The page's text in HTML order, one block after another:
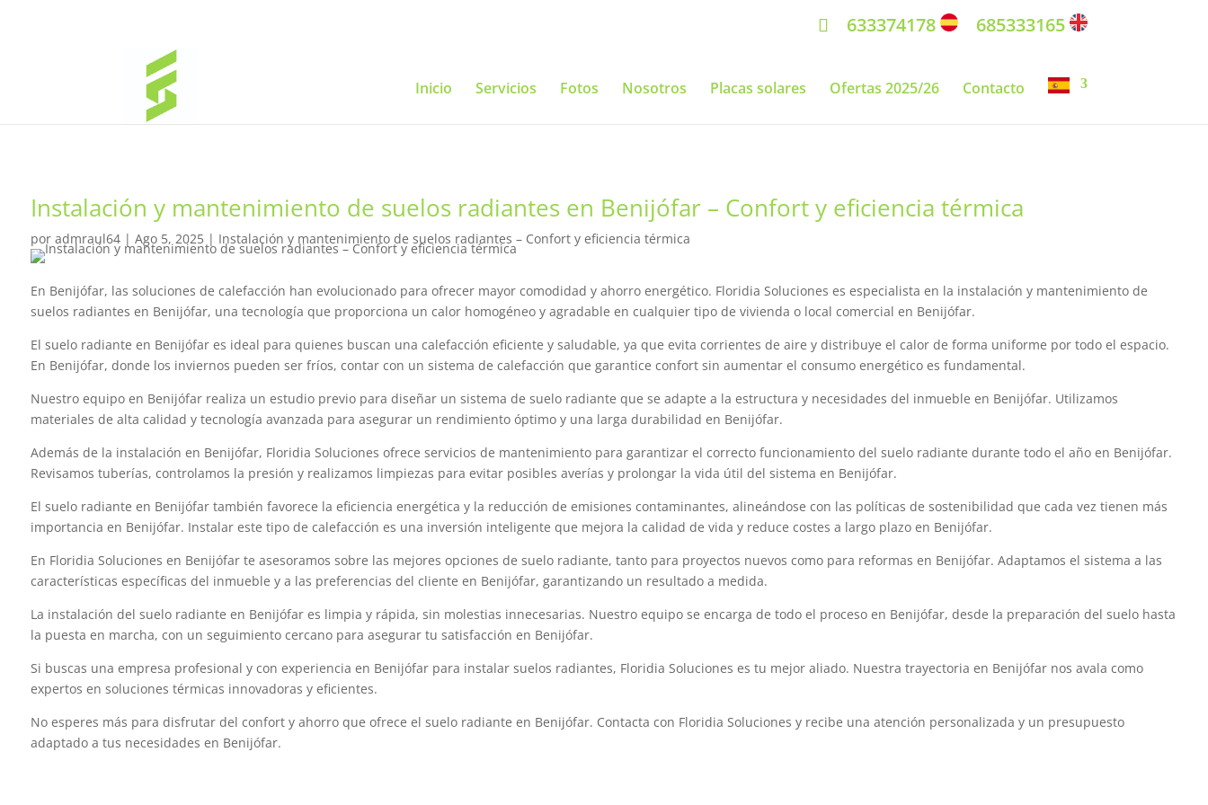
633374178 685333165
Inicio Servicios Fotos Nosotros Placas solares Ofertas 2025/26 Contacto
Instalación y mantenimiento de suelos radiantes en Benijófar – Confort y eficiencia térmica
por admraul64| Ago 5, 2025| Instalación y mantenimiento de suelos radiantes – Confort y eficiencia térmica
En Benijófar, las soluciones de calefacción han evolucionado para ofrecer mayor comodidad y ahorro energético. Floridia Soluciones es especialista en la instalación y mantenimiento de
suelos radiantes en Benijófar, una tecnología que proporciona un calor homogéneo y agradable en cualquier tipo de vivienda o local comercial en Benijófar.
El suelo radiante en Benijófar es ideal para quienes buscan una calefacción eficiente y saludable, ya que evita corrientes de aire y distribuye el calor de forma uniforme por todo el espacio.
En Benijófar, donde los inviernos pueden ser fríos, contar con un sistema de calefacción que garantice confort sin aumentar el consumo energético es fundamental.
Nuestro equipo en Benijófar realiza un estudio previo para diseñar un sistema de suelo radiante que se adapte a la estructura y necesidades del inmueble en Benijófar. Utilizamos
materiales de alta calidad y tecnología avanzada para asegurar un rendimiento óptimo y una larga durabilidad en Benijófar.
Además de la instalación en Benijófar, Floridia Soluciones ofrece servicios de mantenimiento para garantizar el correcto funcionamiento del suelo radiante durante todo el año en Benijófar.
Revisamos tuberías, controlamos la presión y realizamos limpiezas para evitar posibles averías y prolongar la vida útil del sistema en Benijófar.
El suelo radiante en Benijófar también favorece la eficiencia energética y la reducción de emisiones contaminantes, alineándose con las políticas de sostenibilidad que cada vez tienen más
importancia en Benijófar. Instalar este tipo de calefacción es una inversión inteligente que mejora la calidad de vida y reduce costes a largo plazo en Benijófar.
En Floridia Soluciones en Benijófar te asesoramos sobre las mejores opciones de suelo radiante, tanto para proyectos nuevos como para reformas en Benijófar. Adaptamos el sistema a las
características específicas del inmueble y a las preferencias del cliente en Benijófar, garantizando un resultado a medida.
La instalación del suelo radiante en Benijófar es limpia y rápida, sin molestias innecesarias. Nuestro equipo se encarga de todo el proceso en Benijófar, desde la preparación del suelo hasta
la puesta en marcha, con un seguimiento cercano para asegurar tu satisfacción en Benijófar.
Si buscas una empresa profesional y con experiencia en Benijófar para instalar suelos radiantes, Floridia Soluciones es tu mejor aliado. Nuestra trayectoria en Benijófar nos avala como
expertos en soluciones térmicas innovadoras y eficientes.
No esperes más para disfrutar del confort y ahorro que ofrece el suelo radiante en Benijófar. Contacta con Floridia Soluciones y recibe una atención personalizada y un presupuesto
adaptado a tus necesidades en Benijófar.